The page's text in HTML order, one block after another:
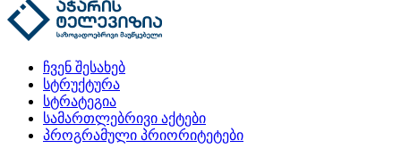
ჩვენ შესახებ
სტრუქტურა
სტრატეგია
სამართლებრივი აქტები
პროგრამული პრიორიტეტები